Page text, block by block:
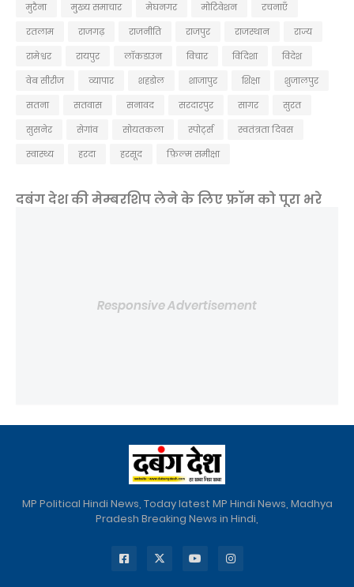
मुरैना
मु्ख्य समाचार मेघनगर मोटिवेशन
रचनाएँ
रतलाम
राजगढ़ राजनीति राजपुर राजस्थान
राज्य
रामेश्वर
रायपुर लॉकडाउन विचार विदिशा
विदेश
वेब सीरीज
व्यापार शहडोल शाजापुर शिक्षा
शुजालपुर
सतना
सतवास सनावद सरदारपुर सागर
सुरत
सुसनेर
सेगांव सोयतकला स्पोर्ट्स
स्वतंत्रता दिवस
स्वास्थ्य
हरदा हरसूद फ़िल्म समीक्षा
दबंग देश की मेम्बरशिप लेने के लिए फ्रॉम को पूरा भरे
Responsive Advertisement
MP Political Hindi News, Today latest MP Hindi News, Madhya
Pradesh Breaking News in Hindi,